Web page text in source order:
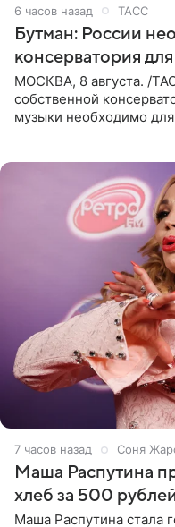
6 часов назад ТАСС
Бутман: России
консерватория
МОСКВА, 8 августа. /
собственной
музыки необходимо
7 часов назад Соня
Маша Распутина
хлеб за 500
Маша Распутина стала